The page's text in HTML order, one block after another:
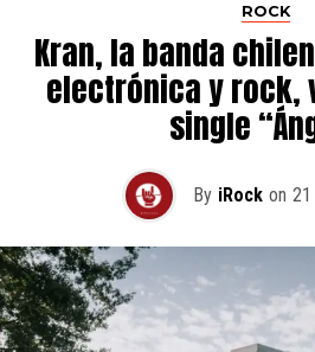
ROCK
Kran, la banda
electrónica y rock,
single
By iRock on 21